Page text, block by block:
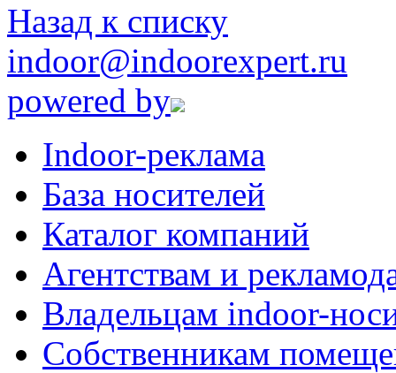
Назад к списку
indoor@indoorexpert.ru
powered by
Indoor-реклама
База носителей
Каталог компаний
Агентствам и
Владельцам indoor-
Собственникам